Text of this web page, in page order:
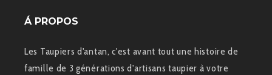
Á PROPOS
Les Taupiers d'antan, c'est avant tout une histoire de
famille de 3 générations d'artisans taupier à votre